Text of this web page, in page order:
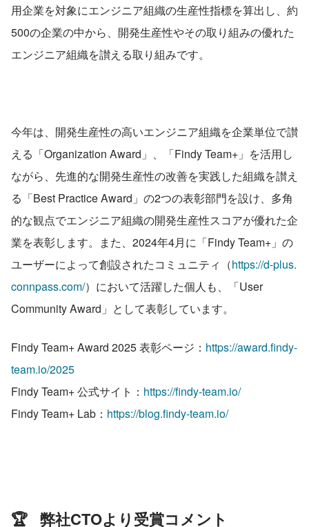
用企業を対象にエンジニア組織の生産性指標を算出し、約
500の企業の中から、開発生産性やその取り組みの優れた
エンジニア組織を讃える取り組みです。
今年は、開発生産性の高いエンジニア組織を企業単位で讃
える「Organization Award」、「Findy Team+」を活用し
ながら、先進的な開発生産性の改善を実践した組織を讃え
る「Best Practice Award」の2つの表彰部門を設け、多角
的な観点でエンジニア組織の開発生産性スコアが優れた企
業を表彰します。また、2024年4月に「Findy Team+」の
ユーザーによって創設されたコミュニティ（https://d-plus.
connpass.com/）において活躍した個人も、「User
Community Award」として表彰しています。
Findy Team+ Award 2025 表彰ページ： https://award.findy-
team.io/2025
Findy Team+ 公式サイト： https://findy-team.io/
Findy Team+ Lab： https://blog.findy-team.io/
🏆   弊社CTOより受賞コメント